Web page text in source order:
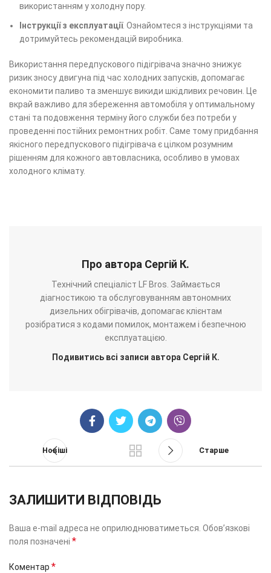
використанням у холодну пору.
Інструкції з експлуатації. Ознайомтеся з інструкціями та
дотримуйтесь рекомендацій виробника.
Використання передпускового підігрівача значно знижує
ризик зносу двигуна під час холодних запусків, допомагає
економити паливо та зменшує викиди шкідливих речовин. Це
вкрай важливо для збереження автомобіля у оптимальному
стані та подовження терміну його служби без потреби у
проведенні постійних ремонтних робіт. Саме тому придбання
якісного передпускового підігрівача є цілком розумним
рішенням для кожного автовласника, особливо в умовах
холодного клімату.
Про автора Сергій К.
Технічний спеціаліст LF Bros. Займається
діагностикою та обслуговуванням автономних
дизельних обігрівачів, допомагає клієнтам
розібратися з кодами помилок, монтажем і безпечною
експлуатацією.
Подивитись всі записи автора Сергій К.
Новіші Старше
ЗАЛИШИТИ ВІДПОВІДЬ
Ваша e-mail адреса не оприлюднюватиметься. Обов’язкові
поля позначені *
Коментар *